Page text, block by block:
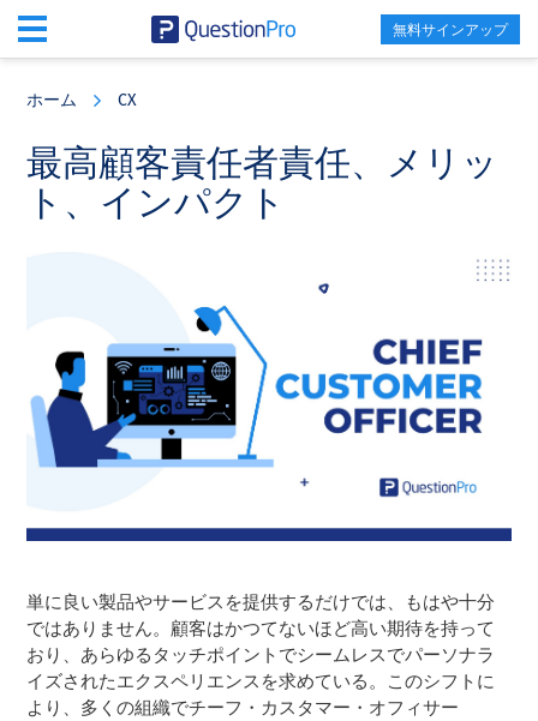
content
sidebar
無料サインアップ
ホーム CX
最高顧客責任者責任、メリッ
ト、インパクト
単に良い製品やサービスを提供するだけでは、もはや十分
ではありません。顧客はかつてないほど高い期待を持って
おり、あらゆるタッチポイントでシームレスでパーソナラ
イズされたエクスペリエンスを求めている。このシフトに
より、多くの組織でチーフ・カスタマー・オフィサー